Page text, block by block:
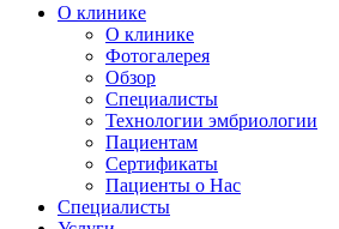
О клинике
О клинике
Фотогалерея
Обзор
Специалисты
Технологии эмбриологии
Пациентам
Сертификаты
Пациенты о Нас
Специалисты